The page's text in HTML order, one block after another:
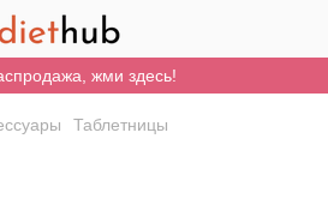
жми здесь!
Таблетницы